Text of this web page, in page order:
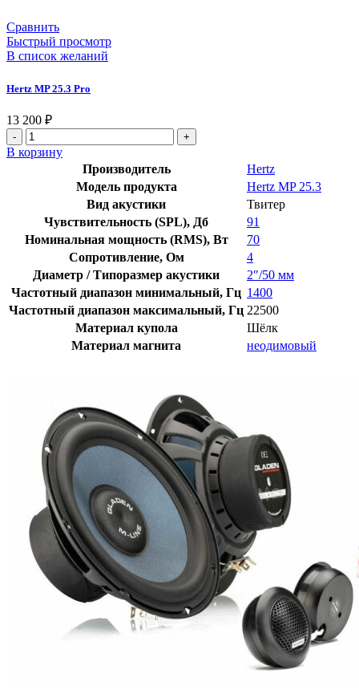
Сравнить
Быстрый просмотр
В список желаний
Hertz MP 25.3 Pro
13 200 ₽
В корзину
Производитель
Hertz
Модель продукта
Hertz MP 25.3
Вид акустики
Твитер
Чувствительность (SPL), Дб
91
Номинальная мощность (RMS), Вт
70
Сопротивление, Ом
4
Диаметр / Типоразмер акустики
2″/50 мм
Частотный диапазон минимальный, Гц 1400
Частотный диапазон максимальный, Гц 22500
Материал купола
Шёлк
Материал магнита
неодимовый